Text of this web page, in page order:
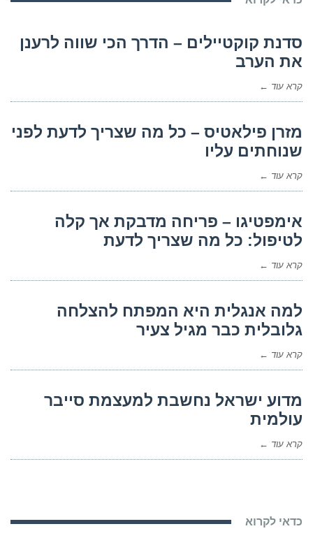
סדנת קוקטיילים – הדרך הכי שווה לרענן
את הערב
קרא עוד ←
מזרן פילאטיס – כל מה שצריך לדעת לפני
שנוחתים עליו
קרא עוד ←
אימפטיגו – פריחה מדבקת אך קלה
לטיפול: כל מה שצריך לדעת
קרא עוד ←
למה אנגלית היא המפתח להצלחה
גלובלית כבר מגיל צעיר
קרא עוד ←
מדוע ישראל נחשבת למעצמת סייבר
עולמית
קרא עוד ←
כדאי לקרוא